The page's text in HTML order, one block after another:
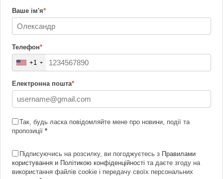
Ваше ім'я*
Телефон*
+1
Електронна пошта*
Так, будь ласка повідомляйте мене про новини, події та
пропозиції *
Підписуючись на розсилку, ви погоджуєтесь з Правилами
користування и Політикою конфіденційності та даєте згоду на
використання файлів cookie і передачу своїх персональних